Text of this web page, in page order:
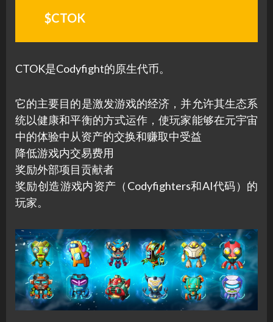
$CTOK
CTOK是Codyfight的原生代币。
它的主要目的是激发游戏的经济，并允许其生态系
统以健康和平衡的方式运作，使玩家能够在元宇宙
中的体验中从资产的交换和赚取中受益
降低游戏内交易费用
奖励外部项目贡献者
奖励创造游戏内资产（Codyfighters和AI代码）的
玩家。